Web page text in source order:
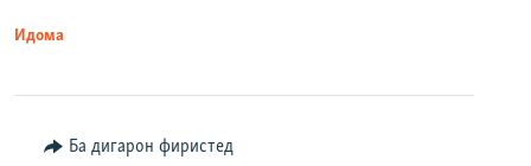
Идома
Ба дигарон фиристед